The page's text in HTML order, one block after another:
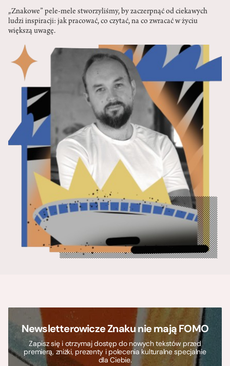
„Znakowe” pele-mele stworzyliśmy, by zaczerpnąć od ciekawych
ludzi inspiracji: jak pracować, co czytać, na co zwracać w życiu
większą uwagę.
Newsletterowicze Znaku nie mają FOMO
Zapisz się i otrzymaj dostęp do nowych tekstów przed
premierą, zniżki, prezenty i polecenia kulturalne specjalnie
dla Ciebie.